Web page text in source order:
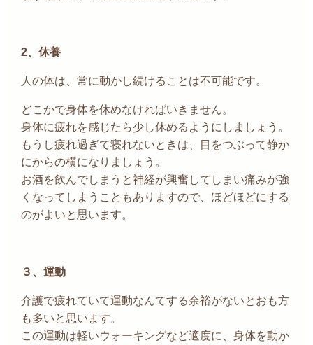
2、休養
人の体は、常に動かし続けることは不可能です。
どこかで身体を休めなければいきません。
身体に疲れを感じたら少し休めるようにしましょう。
もうし疲れ過ぎて寝れないときは、目をつぶって静か
にからの横になりましょう。
お酒を飲んでしまうと神経が興奮してしまい痛みが強
くなってしまうこともありますので、ほどほどにする
のがよいと思います。
３、運動
介護で疲れていて運動なんてする余裕がないとおも方
も多いと思います。
この運動は軽いウォーキングなど適度に、身体を動か